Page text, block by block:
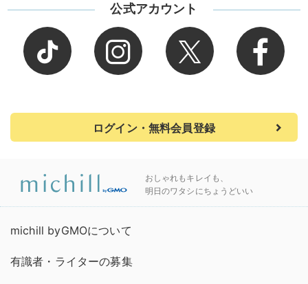
公式アカウント
ログイン・無料会員登録
おしゃれもキレイも、
明日のワタシにちょうどいい
michill byGMOについて
有識者・ライターの募集